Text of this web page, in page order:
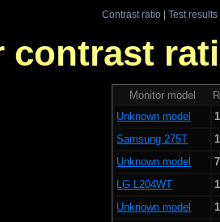
Contrast ratio| Test results
contrast
Monitor model
Unknown model
Samsung 275T
Unknown model
LG L204WT
Unknown model